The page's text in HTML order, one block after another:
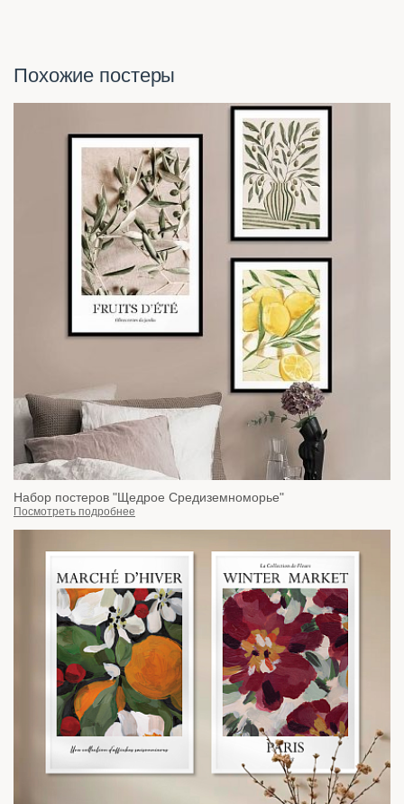
Похожие постеры
Набор постеров "Щедрое Средиземноморье"
Посмотреть подробнее